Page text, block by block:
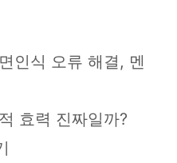
인식 오류 해결, 멘
효력 진짜일까?